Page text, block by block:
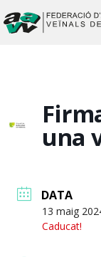
una
DATA
13 maig
Caducat!